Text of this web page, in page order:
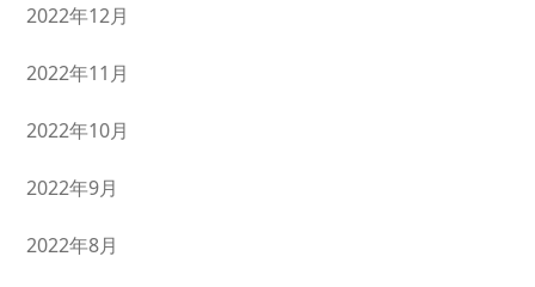
2022年12月
2022年11月
2022年10月
2022年9月
2022年8月